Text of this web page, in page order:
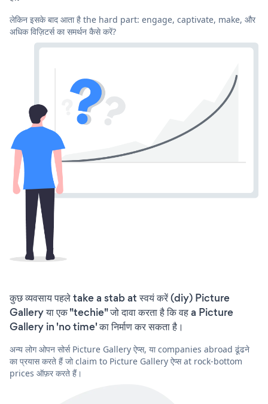
लेकिन इसके बाद आता है the hard part: engage, captivate, make, और
अधिक विज़िटर्स का समर्थन कैसे करें?
कुछ व्यवसाय पहले take a stab at स्वयं करें (diy) Picture
Gallery या एक "techie" जो दावा करता है कि वह a Picture
Gallery in 'no time' का निर्माण कर सकता है।
अन्य लोग ओपन सोर्स Picture Gallery ऐप्स, या companies abroad ढूंढने
का प्रयास करते हैं जो claim to Picture Gallery ऐप्स at rock-bottom
prices ऑफ़र करते हैं।